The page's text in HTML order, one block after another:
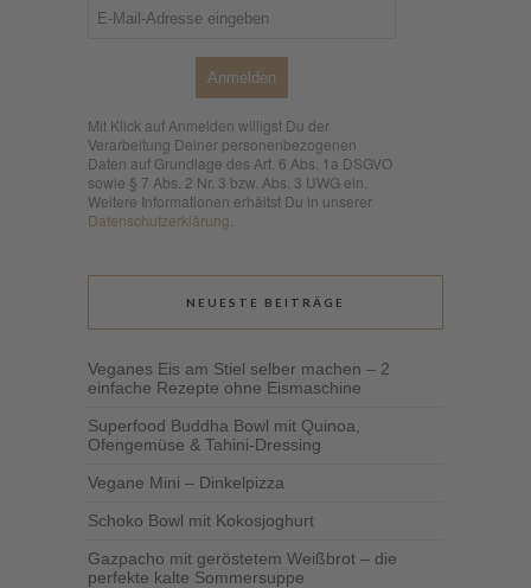
Anmelden
Mit Klick auf Anmelden willigst Du der
Verarbeitung Deiner personenbezogenen
Daten auf Grundlage des Art. 6 Abs. 1a DSGVO
sowie § 7 Abs. 2 Nr. 3 bzw. Abs. 3 UWG ein.
Weitere Informationen erhältst Du in unserer
Datenschutzerklärung
NEUESTE BEITRÄGE
Veganes Eis am Stiel selber machen – 2
einfache Rezepte ohne Eismaschine
Superfood Buddha Bowl mit Quinoa,
Ofengemüse & Tahini-Dressing
Vegane Mini – Dinkelpizza
Schoko Bowl mit Kokosjoghurt
Gazpacho mit geröstetem Weißbrot – die
perfekte kalte Sommersuppe